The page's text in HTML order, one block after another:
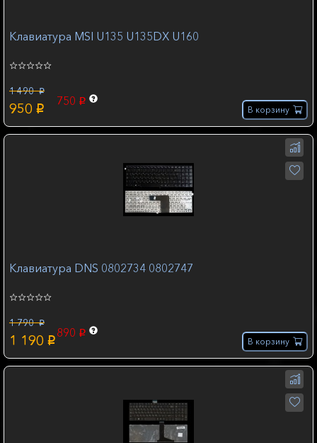
Клавиатура MSI U135 U135DX U160
1 490 p
950 p
750 p
В корзину
Клавиатура DNS 0802734 0802747
1 790 p
1 190 p
890 p
В корзину